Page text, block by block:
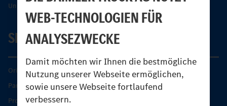
WEB-TECHNOLOGIEN FÜR
ANALYSEZWECKE
Damit möchten wir Ihnen die bestmögliche
Nutzung unserer Webseite ermöglichen,
sowie unsere Webseite fortlaufend
verbessern.
Unimog Sicherheit
SERVICE
Original-Teile
Partner finden
Produkt-Highlights